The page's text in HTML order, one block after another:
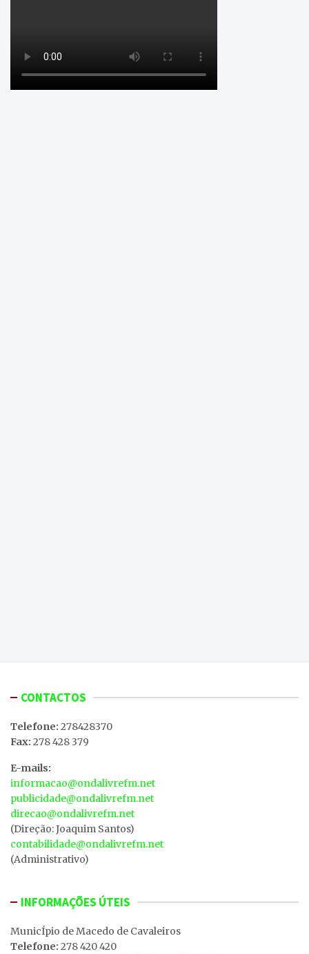
CONTACTOS
Telefone: 278428370
Fax: 278 428 379
E-mails:
informacao@ondalivrefm.net
publicidade@ondalivrefm.net
direcao@ondalivrefm.net
(Direção: Joaquim Santos)
contabilidade@ondalivrefm.net
(Administrativo)
INFORMAÇÕES ÚTEIS
MunicÍpio de Macedo de Cavaleiros
Telefone: 278 420 420